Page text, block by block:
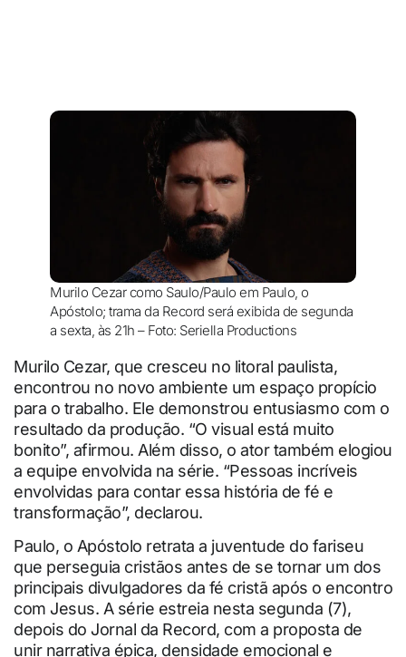
Murilo Cezar como Saulo/Paulo em Paulo, o
Apóstolo; trama da Record será exibida de segunda
a sexta, às 21h – Foto: Seriella Productions
Murilo Cezar, que cresceu no litoral paulista,
encontrou no novo ambiente um espaço propício
para o trabalho. Ele demonstrou entusiasmo com o
resultado da produção. “O visual está muito
bonito”, afirmou. Além disso, o ator também elogiou
a equipe envolvida na série. “Pessoas incríveis
envolvidas para contar essa história de fé e
transformação”, declarou.
Paulo, o Apóstolo retrata a juventude do fariseu
que perseguia cristãos antes de se tornar um dos
principais divulgadores da fé cristã após o encontro
com Jesus. A série estreia nesta segunda (7),
depois do Jornal da Record, com a proposta de
unir narrativa épica, densidade emocional e